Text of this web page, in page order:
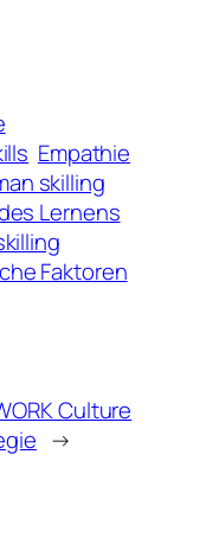
Empathie
skilling
Lernens
Faktoren
Culture
→